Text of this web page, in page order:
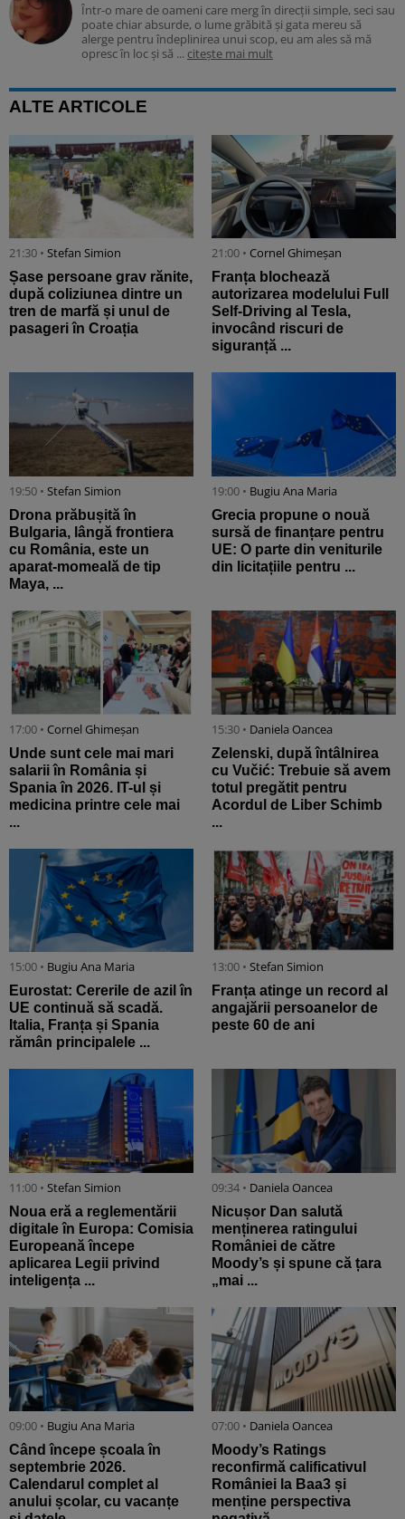
Într-o mare de oameni care merg în direcții simple, seci sau
poate chiar absurde, o lume grăbită și gata mereu să
alerge pentru îndeplinirea unui scop, eu am ales să mă
opresc în loc și să ... citește mai mult
ALTE ARTICOLE
21:30 • Stefan Simion
Șase persoane grav rănite,
după coliziunea dintre un
tren de marfă și unul de
pasageri în Croația
21:00 • Cornel Ghimeșan
Franța blochează
autorizarea modelului Full
Self-Driving al Tesla,
invocând riscuri de
siguranță ...
19:50 • Stefan Simion
Drona prăbușită în
Bulgaria, lângă frontiera
cu România, este un
aparat-momeală de tip
Maya, ...
19:00 • Bugiu ⁠Ana Maria
Grecia propune o nouă
sursă de finanțare pentru
UE: O parte din veniturile
din licitațiile pentru ...
17:00 • Cornel Ghimeșan
Unde sunt cele mai mari
salarii în România și
Spania în 2026. IT-ul și
medicina printre cele mai
...
15:30 • Daniela Oancea
Zelenski, după întâlnirea
cu Vučić: Trebuie să avem
totul pregătit pentru
Acordul de Liber Schimb
...
15:00 • Bugiu ⁠Ana Maria
Eurostat: Cererile de azil în
UE continuă să scadă.
Italia, Franța și Spania
rămân principalele ...
13:00 • Stefan Simion
Franța atinge un record al
angajării persoanelor de
peste 60 de ani
11:00 • Stefan Simion
Noua eră a reglementării
digitale în Europa: Comisia
Europeană începe
aplicarea Legii privind
inteligența ...
09:34 • Daniela Oancea
Nicușor Dan salută
menținerea ratingului
României de către
Moody’s și spune că țara
„mai ...
09:00 • Bugiu ⁠Ana Maria
Când începe școala în
septembrie 2026.
Calendarul complet al
anului școlar, cu vacanțe
07:00 • Daniela Oancea
Moody’s Ratings
reconfirmă calificativul
României la Baa3 și
menține perspectiva